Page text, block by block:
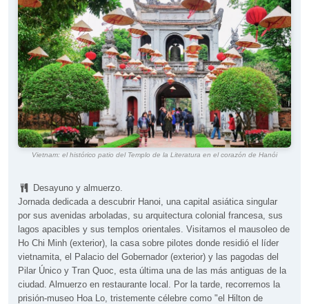
Vietnam: el histórico patio del Templo de la Literatura en el corazón de Hanói
Desayuno y almuerzo.
Jornada dedicada a descubrir Hanoi, una capital asiática singular
por sus avenidas arboladas, su arquitectura colonial francesa, sus
lagos apacibles y sus templos orientales. Visitamos el mausoleo de
Ho Chi Minh (exterior), la casa sobre pilotes donde residió el líder
vietnamita, el Palacio del Gobernador (exterior) y las pagodas del
Pilar Único y Tran Quoc, esta última una de las más antiguas de la
ciudad. Almuerzo en restaurante local. Por la tarde, recorremos la
prisión-museo Hoa Lo, tristemente célebre como "el Hilton de